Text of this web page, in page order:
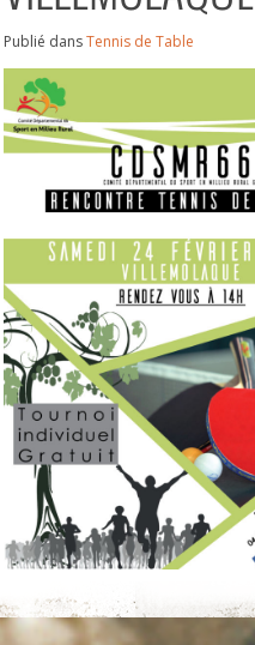
Publié dansTennis de Table